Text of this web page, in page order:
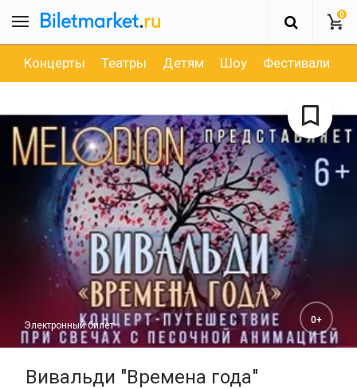
0
Концерты Театры Детям Шоу Фестивали
Вивальди "Времена года"
Электронный билет 0+